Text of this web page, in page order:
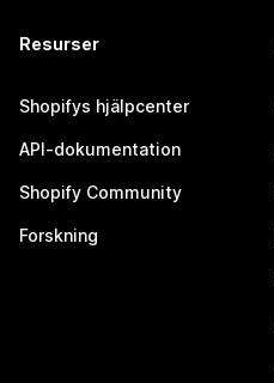
Resurser
Shopifys hjälpcenter
API-dokumentation
Shopify Community
Forskning